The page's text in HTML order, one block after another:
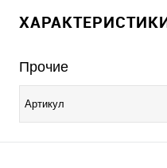
Прочие
Артикул